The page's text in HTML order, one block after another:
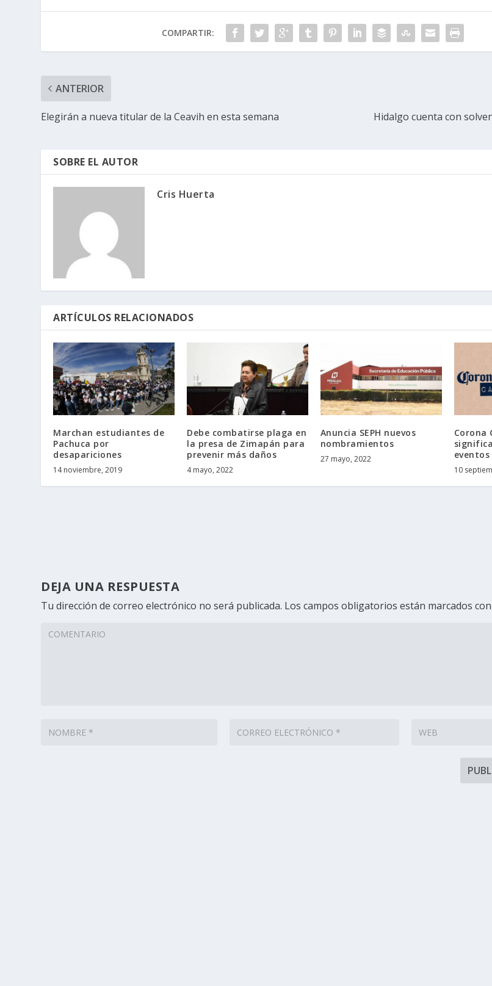
COMPARTIR:
ANTERIOR
Elegirán a nueva titular de la Ceavih en esta semana
Hidalgo cuenta con
SOBRE EL AUTOR
Cris Huerta
ARTÍCULOS RELACIONADOS
Marchan estudiantes de
Pachuca por
desapariciones
14 noviembre, 2019
Debe combatirse plaga en
la presa de Zimapán para
prevenir más daños
4 mayo, 2022
Anuncia SEPH nuevos
nombramientos
27 mayo, 2022
Corona
10
DEJA UNA RESPUESTA
Tu dirección de correo electrónico no será publicada. Los campos obligatorios están marcados